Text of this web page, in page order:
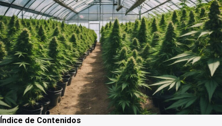
Índice de Contenidos